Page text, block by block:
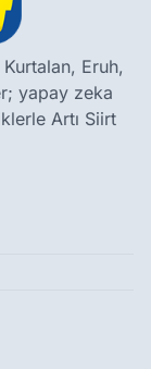
Eruh,
yapay zeka
Artı Siirt